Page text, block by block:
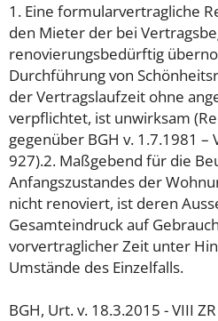
1. Eine formularvertragliche
den Mieter der bei
renovierungsbedürftig
Durchführung von
der Vertragslaufzeit ohne
verpflichtet, ist unwirksam
gegenüber BGH v. 1.7.1981 –
927).2. Maßgebend für die
Anfangszustandes der
nicht renoviert, ist deren
Gesamteindruck auf
vorvertraglicher Zeit unter
Umstände des Einzelfalls.
BGH, Urt. v. 18.3.2015 - VIII